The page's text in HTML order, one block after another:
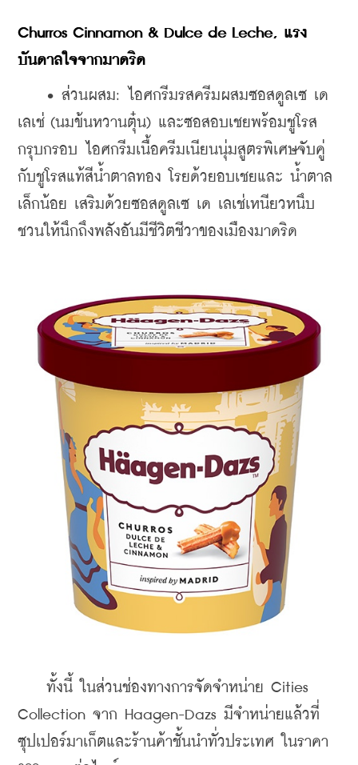
Churros Cinnamon & Dulce de Leche, แรง
บันดาลใจจากมาดริด
• ส่วนผสม: ไอศกรีมรสครีมผสมซอสดูลเซ เด
เลเช่ (นมข้นหวานตุ๋น) และซอสอบเชยพร้อมชูโรส
กรุบกรอบ
ไอศกรีมเนื้อครีมเนียนนุ่มสูตรพิเศษจับคู่
กับชูโรสแท้สีน้ำตาลทอง โรยด้วยอบเชยและ น้ำตาล
เล็กน้อย เสริมด้วยซอสดูลเซ เด เลเช่เหนียวหนึบ
ชวนให้นึกถึงพลังอันมีชีวิตชีวาของเมืองมาดริด
ทั้งนี้ ในส่วนช่องทางการจัดจำหน่าย Cities
Collection จาก Haagen-Dazs มีจำหน่ายแล้วที่
ซุปเปอร์มาเก็ตและร้านค้าชั้นนำทั่วประเทศ ในราคา